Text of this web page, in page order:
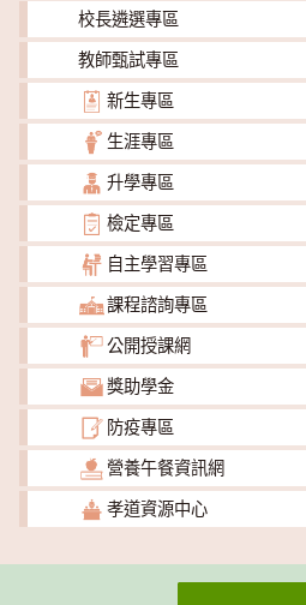
校長遴選專區
教師甄試專區
新生專區
生涯專區
升學專區
檢定專區
自主學習專區
課程諮詢專區
公開授課網
獎助學金
防疫專區
營養午餐資訊網
孝道資源中心